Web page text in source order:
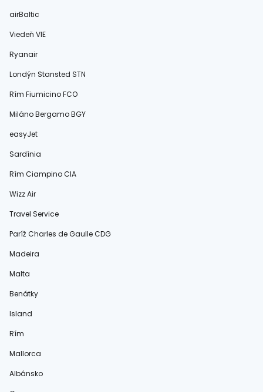
airBaltic
Viedeň VIE
Ryanair
Londýn Stansted STN
Rím Fiumicino FCO
Miláno Bergamo BGY
easyJet
Sardínia
Rím Ciampino CIA
Wizz Air
Travel Service
Paríž Charles de Gaulle CDG
Madeira
Malta
Benátky
Island
Rím
Mallorca
Albánsko